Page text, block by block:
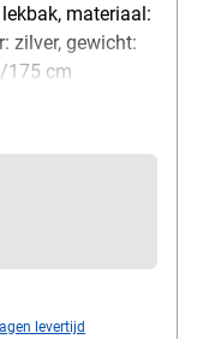
materiaal:
zilver, gewicht:
175 cm
levertijd